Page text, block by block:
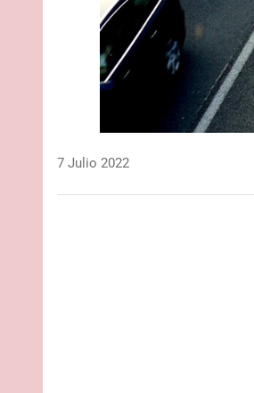
7 Julio 2022